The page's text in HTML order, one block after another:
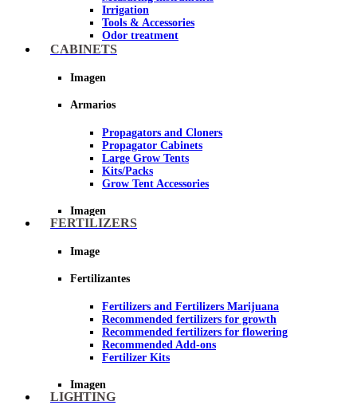
Irrigation
Tools & Accessories
Odor treatment
Insecticides and fungicides
Reflective Paper for Indoor Growing
Imagen
CABINETS
Imagen
Armarios
Propagators and Cloners
Propagator Cabinets
Large Grow Tents
Kits/Packs
Grow Tent Accessories
Imagen
FERTILIZERS
Image
Fertilizantes
Fertilizers and Fertilizers Marijuana
Recommended fertilizers for growth
Recommended fertilizers for flowering
Recommended Add-ons
Fertilizer Kits
Imagen
LIGHTING